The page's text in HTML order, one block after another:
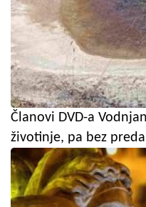
Članovi DVD-a
životinje, pa bez